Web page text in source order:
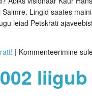
Lingid saates
leiad Petskrati
| Kommenteerimine